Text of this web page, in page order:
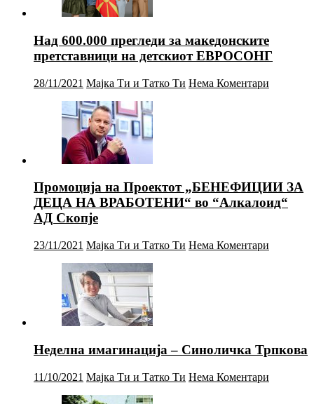
Над 600.000 прегледи за македонските
претставници на детскиот ЕВРОСОНГ
28/11/2021 Мајка Ти и Татко Ти Нема Коментари
Промоција на Проектот „БЕНЕФИЦИИ ЗА
ДЕЦА НА ВРАБОТЕНИ“ во “Алкалоид“
АД Скопје
23/11/2021 Мајка Ти и Татко Ти Нема Коментари
Неделна имагинација – Синоличка Трпкова
11/10/2021 Мајка Ти и Татко Ти Нема Коментари